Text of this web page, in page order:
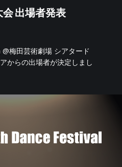
会 出場者発表
梅田芸術劇場 シアタード
からの出場者が決定しまし